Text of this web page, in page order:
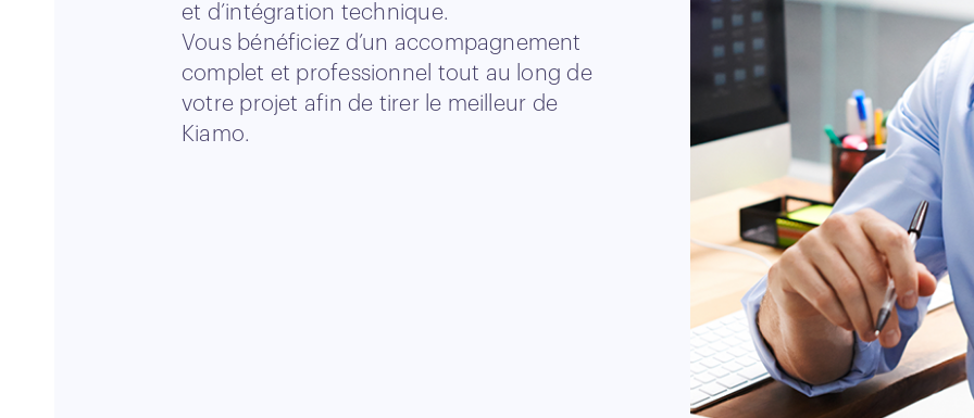
et d’intégration technique.
Vous bénéficiez d’un accompagnement
complet et professionnel tout au long de
votre projet afin de tirer le meilleur de
Kiamo.